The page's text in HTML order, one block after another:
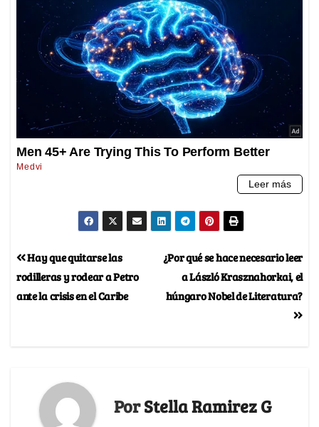
¿Por qué se hace necesario leer
a László Krasznahorkai, el
húngaro Nobel de Literatura?
Hay que quitarse las
rodilleras y rodear a Petro
ante la crisis en el Caribe
PorStella Ramirez G